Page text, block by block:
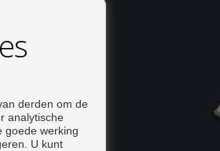
derden om de
analytische
goede werking
U kunt